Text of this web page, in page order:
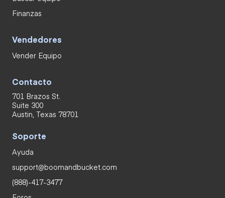
Finanzas
Vendedores
Vender Equipo
Contacto
701 Brazos St.
Suite 300
Austin, Texas 78701
Soporte
Ayuda
support@boomandbucket.com
(888)-417-3477